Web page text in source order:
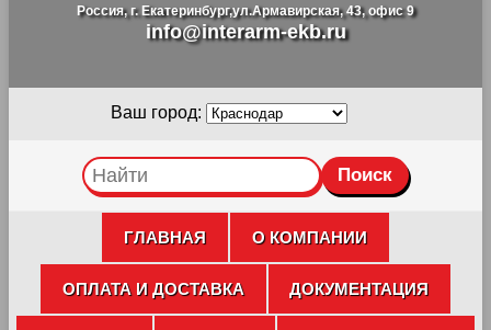
Россия, г. Екатеринбург,ул.Армавирская, 43, офис 9
info@interarm-ekb.ru
Ваш город:
ГЛАВНАЯ О КОМПАНИИ
ОПЛАТА И ДОСТАВКА ДОКУМЕНТАЦИЯ